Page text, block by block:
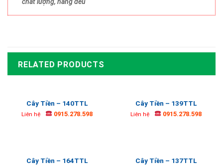
RELATED PRODUCTS
Cây Tiền – 140TTL
Liên hệ 0915.278.598
Cây Tiền – 139TTL
Liên hệ 0915.278.598
Cây Tiền – 164TTL Cây Tiền – 137TTL